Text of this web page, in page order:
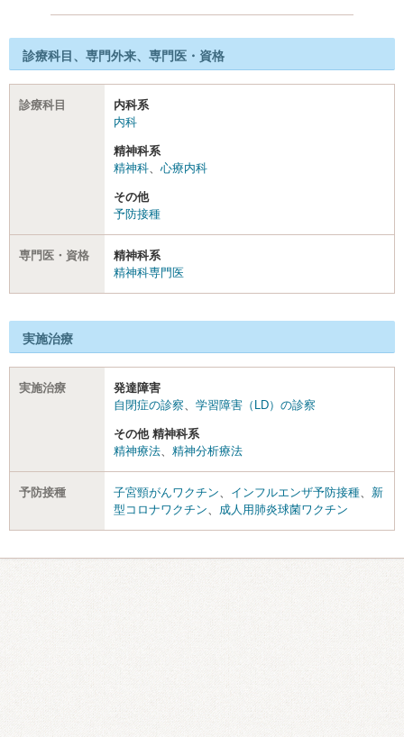
診療科目、専門外来、専門医・資格
診療科目
内科系
内科
精神科系
精神科
心療内科
その他
予防接種
専門医・資格
精神科系
精神科専門医
実施治療
実施治療
発達障害
自閉症の診察
学習障害（LD）の診察
その他 精神科系
精神療法
精神分析療法
予防接種 子宮頸がんワクチン インフルエンザ予防接種
新
型コロナワクチン
成人用肺炎球菌ワクチン